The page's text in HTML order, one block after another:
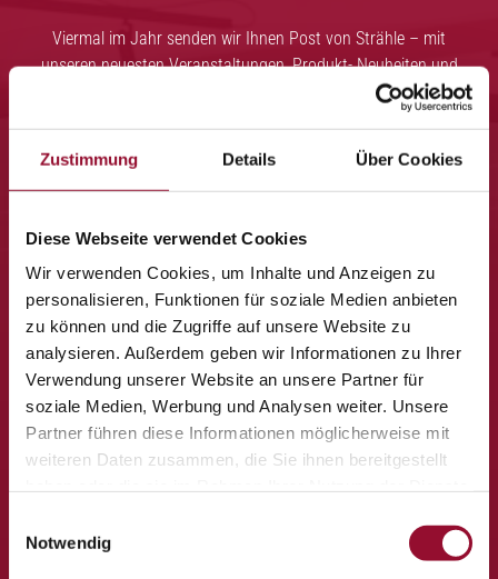
Zustimmung Details Über Cookies
Diese Webseite verwendet Cookies
Wir verwenden Cookies, um Inhalte und Anzeigen zu
personalisieren, Funktionen für soziale Medien anbieten
zu können und die Zugriffe auf unsere Website zu
analysieren. Außerdem geben wir Informationen zu Ihrer
Verwendung unserer Website an unsere Partner für
soziale Medien, Werbung und Analysen weiter. Unsere
Partner führen diese Informationen möglicherweise mit
weiteren Daten zusammen, die Sie ihnen bereitgestellt
Notwendig
Viermal im Jahr senden wir Ihnen Post von Strähle – mit
unseren neuesten Veranstaltungen, Produkt- Neuheiten und
besonderen Momenten aus unserem Haus.